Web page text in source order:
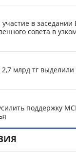
в заседании
совета в
2,7 млрд тг
поддержку